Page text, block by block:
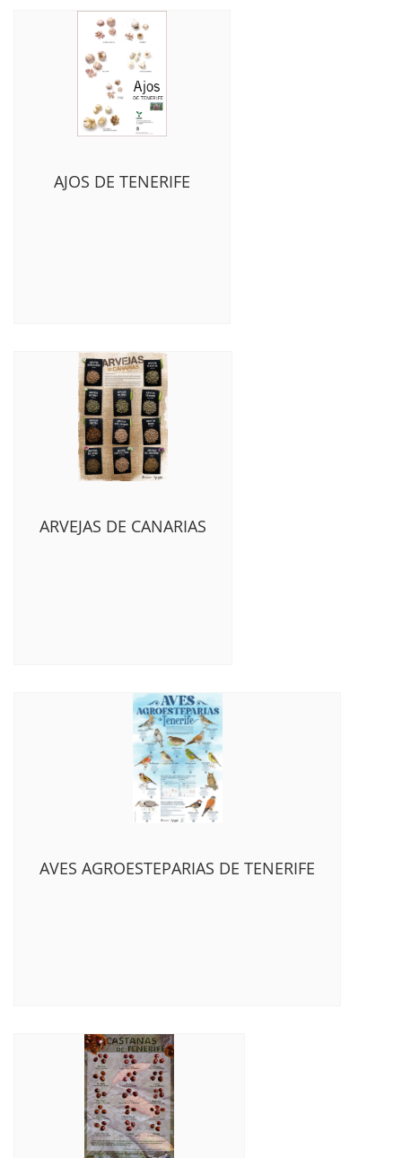
AJOS DE TENERIFE
ARVEJAS DE CANARIAS
AVES AGROESTEPARIAS DE TENERIFE